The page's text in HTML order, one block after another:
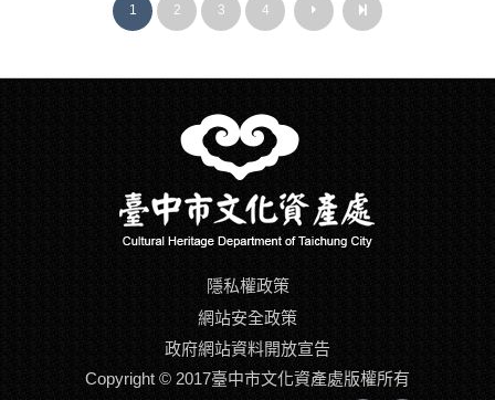
1 2 3 4
下
一
下
一
頁
最
後
最
後
一
隱私權政策
網站安全政策
政府網站資料開放宣告
Copyright © 2017臺中市文化資產處版權所有